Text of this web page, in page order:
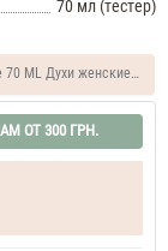
70 мл (тестер)
70 ML Духи женские
ОТ 300 ГРН.